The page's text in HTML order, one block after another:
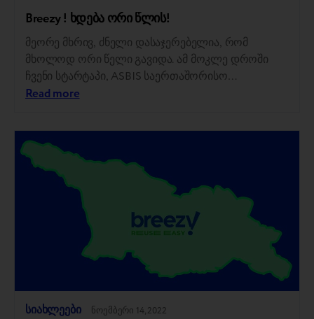
Breezy ! ხდება ორი წლის!
მეორე მხრივ, ძნელი დასაჯერებელია, რომ
მხოლოდ ორი წელი გავიდა. ამ მოკლე დროში
ჩვენი სტარტაპი, ASBIS საერთაშორისო
ჰოლდინგის ნაწილი, შეუერთდა TechIsland
პროგრამა წარმოდგენილია 2000-ზე მეტ საცალო
მაღაზიაში პარტნიორების მაღაზიათა ქსელში 4
ქვეყანაში და წლის ბოლომდე ასეთი 7 ქვეყანა
იქნება. Breezy ! Refurbished წარმატებით მუშაობს
ჩვენი ელექტრონული კომერციის
პლატფორმებისა და დიდი საცალო ქსელების…
Read more
სიახლეები ნოემბერი 14, 2022